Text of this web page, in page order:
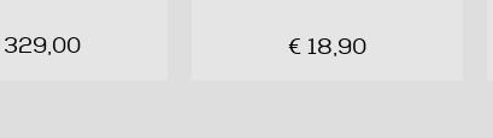
329,00 € 18,90